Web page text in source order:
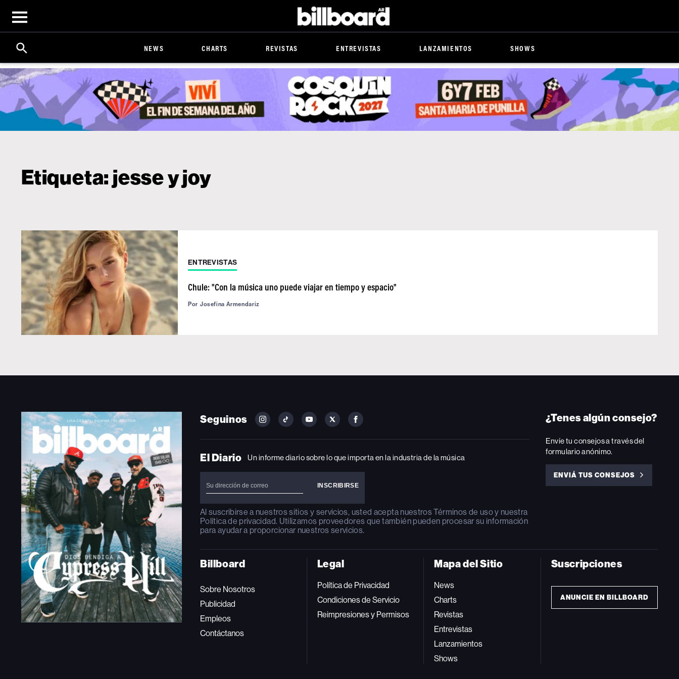
Open
menu
Billboard
Search
Click
Expand
Search
Input
NEWS CHARTS REVISTAS ENTREVISTAS LANZAMIENTOS SHOWS
Etiqueta: jesse y joy
ENTREVISTAS
Chule: "Con la música uno puede viajar en tiempo y espacio"
Por Josefina Armendariz
Seguinos
FOLLOW
ON
FOLLOW
ON
FOLLOW
ON
FOLLOW
ON
FOLLOW
ON
El Diario Un informe diario sobre lo que importa en la industria de la música
Al suscribirse a nuestros sitios y servicios, usted acepta nuestrosTérminos de usoy nuestra
Política de privacidad. Utilizamos proveedores que también pueden procesar su información
para ayudar a proporcionar nuestros servicios.
¿Tenes algún consejo?
Envíe tu consejos a través del
formulario anónimo.
ENVIÁ TUS CONSEJOS
ENVIÁ
Billboard
Sobre Nosotros
Publicidad
Empleos
Contáctanos
Legal
Política de Privacidad
Condiciones de Servicio
Reimpresiones y Permisos
Mapa del Sitio
News
Charts
Revistas
Entrevistas
Lanzamientos
Shows
Suscripciones
ANUNCIE EN BILLBOARD